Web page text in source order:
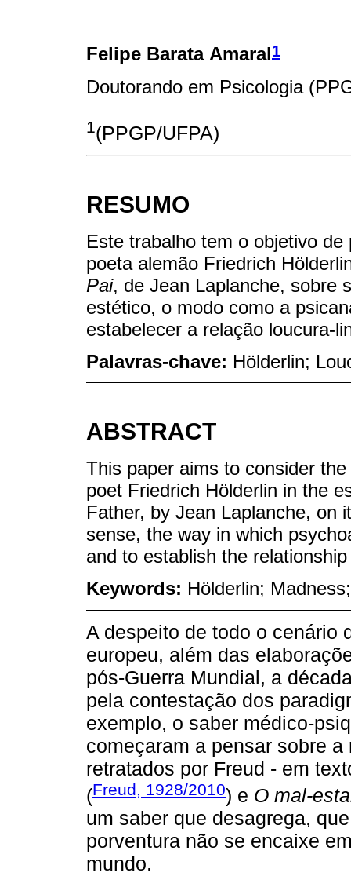
Felipe Barata Amaral1
Doutorando em Psicologia
1 (PPGP/UFPA)
RESUMO
Este trabalho tem o objetivo
poeta alemão Friedrich
Pai, de Jean Laplanche, sobre
estético, o modo como a
estabelecer a relação loucura-
Palavras-chave: Hölderlin;
ABSTRACT
This paper aims to consider
poet Friedrich Hölderlin in the
Father, by Jean Laplanche, on
sense, the way in which
and to establish the
Keywords: Hölderlin;
A despeito de todo o cenário
europeu, além das
pós-Guerra Mundial, a
pela contestação dos
exemplo, o saber médico-
começaram a pensar sobre
retratados por Freud - em
(Freud, 1928/2010) e O mal-
um saber que desagrega,
porventura não se encaixe
mundo.